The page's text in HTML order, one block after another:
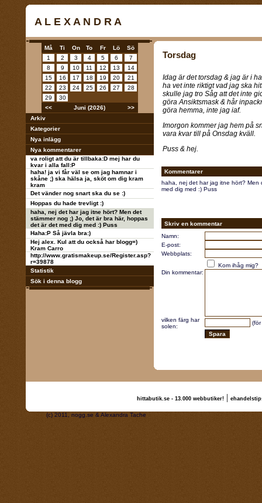
A L E X A N D R A
Må Ti On To Fr Lö
Sö
1
2 3 4 5 6
7
8
9 10 11 12 13
14
15
16 17 18 19 20
21
22
23 24 25 26 27
28
29
30
<<
Juni (2026)
>>
Arkiv
Kategorier
Nya inlägg
Nya kommentarer
va roligt att du är tillbaka:D mej har du
kvar i alla fall:P
haha! ja vi får väl se om jag hamnar i
skåne ;) ska hälsa ja, sköt om dig kram
kram
Det vänder nog snart ska du se :)
Hoppas du hade trevligt :)
haha, nej det har jag itne hört? Men det
stämmer nog ;) Jo, det är bra här, hoppas
det är det med dig med :) Puss
Haha:P Så jävla bra:)
Hej alex. Kul att du också har blogg=)
Kram Carro
http://www.gratismakeup.se/Register.asp?
r=39878
Statistik
Sök i denna blogg
Torsdag
Idag är det torsdag & jag är i
ha vet inte riktigt vad jag ska
skulle jag tro Såg att det inte
göra Ansiktsmask & hår
göra hemma, inte jag iaf.
Imorgon kommer jag hem på
vara kvar till på Onsdag kväll.
Puss & hej.
Kommentarer
haha, nej det har jag itne hört? Men
med dig med :) Puss
Skriv en kommentar
Namn:
E-post:
Webbplats:
Kom ihåg mig?
Din kommentar:
vilken färg har
solen:
(för
hittabutik.se - 13.000 webbutiker!|
(c) 2011, nogg.se & Alexandra Tache